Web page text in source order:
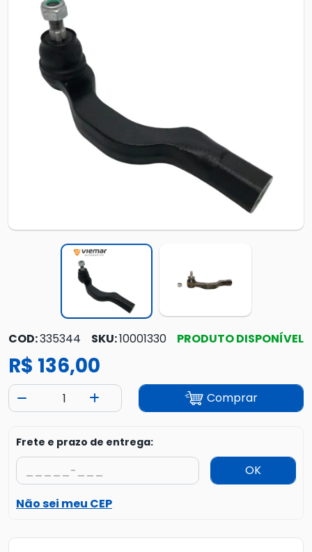
COD:335344 SKU:10001330 PRODUTO DISPONÍVEL
R$ 136,00
Comprar
Frete e prazo de entrega:
OK
Não sei meu CEP